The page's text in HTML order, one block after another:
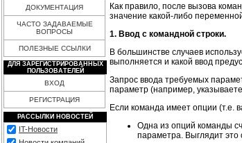
ДОКУМЕНТАЦИЯ
ЧАСТО ЗАДАВАЕМЫЕ
ВОПРОСЫ
ПОЛЕЗНЫЕ ССЫЛКИ
ДЛЯ ЗАРЕГИСТРИРОВАННЫХ
ПОЛЬЗОВАТЕЛЕЙ
ВХОД
РЕГИСТРАЦИЯ
РАССЫЛКИ НОВОСТЕЙ
IT-Новости
Как правило, после вызова
значение какой-либо
1. Ввод с командной строки.
В большинстве случаев
выполняется и какой ввод
Запрос ввода требуемых
параметр (например, указываете
Если команда имеет опции (т.е.
Одна из опций команды
параметра. Выглядит это